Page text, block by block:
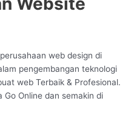
web design di
pengembangan teknologi
web Terbaik & Profesional.
Go Online dan semakin di